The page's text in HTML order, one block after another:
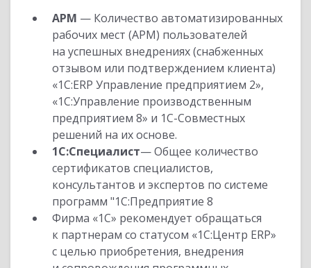
АРМ — Количество автоматизированных
рабочих мест (АРМ) пользователей
на успешных внедрениях (снабженных
отзывом или подтверждением клиента)
«1С:ERP Управление предприятием 2»,
«1С:Управление производственным
предприятием 8» и 1С-Совместных
решений на их основе.
1С:Специалист— Общее количество
сертификатов специалистов,
консультантов и экспертов по системе
программ "1С:Предприятие 8
Фирма «1С» рекомендует обращаться
к партнерам со статусом «1С:Центр ERP»
с целью приобретения, внедрения